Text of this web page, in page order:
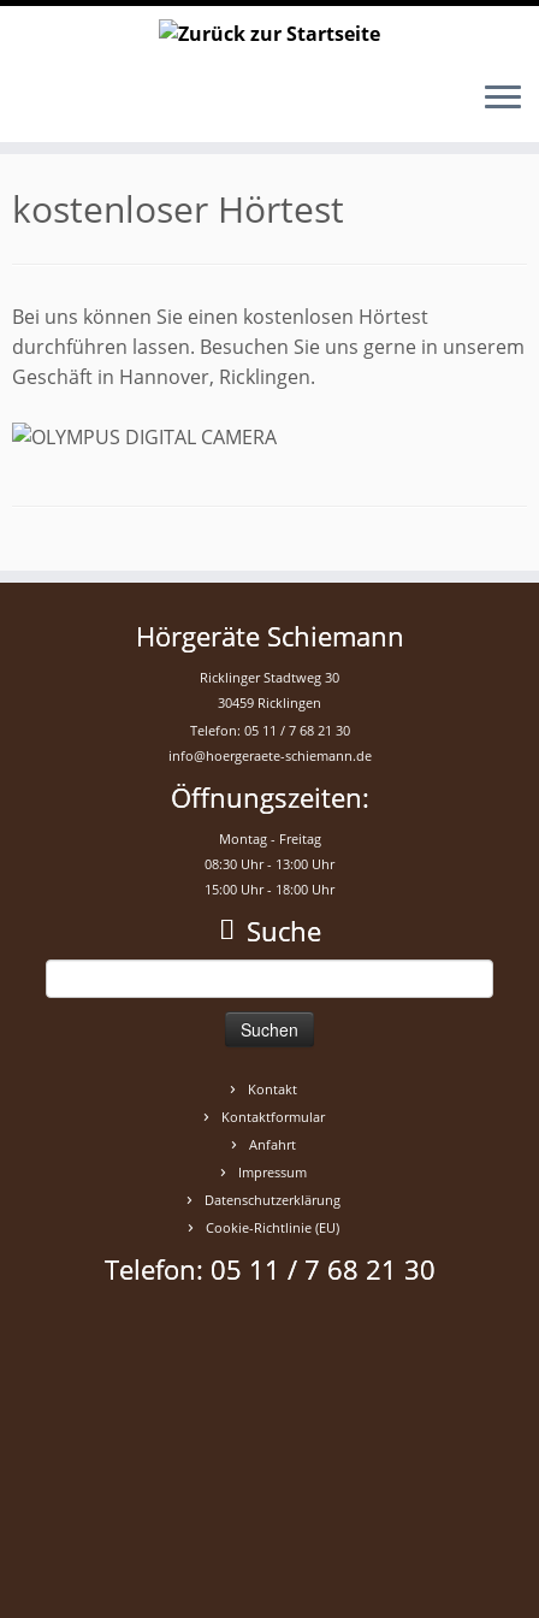
Inhalt
springen
kostenloser Hörtest
Bei uns können Sie einen kostenlosen Hörtest
durchführen lassen. Besuchen Sie uns gerne in unserem
Geschäft in Hannover, Ricklingen.
Hörgeräte Schiemann
Ricklinger Stadtweg 30
30459 Ricklingen
Telefon: 05 11 / 7 68 21 30
info@hoergeraete-schiemann.de
Öffnungszeiten:
Montag - Freitag
08:30 Uhr - 13:00 Uhr
15:00 Uhr - 18:00 Uhr
Suche
Suchen
Kontakt
Kontaktformular
Anfahrt
Impressum
Datenschutzerklärung
Cookie-Richtlinie (EU)
Telefon: 05 11 / 7 68 21 30